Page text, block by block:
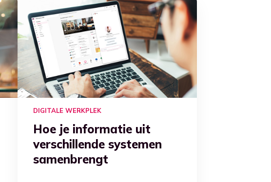
DIGITALE WERKPLEK
Hoe je informatie uit
verschillende systemen
samenbrengt